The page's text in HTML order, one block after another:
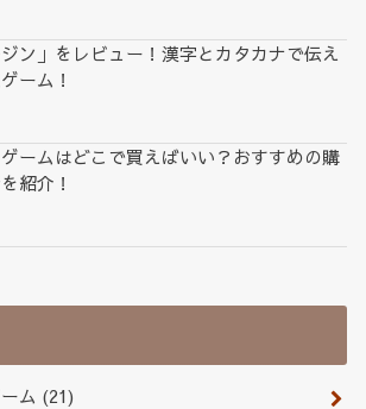
ジン」をレビュー！漢字とカタカナで伝え
ーム！
ームはどこで買えばいい？おすすめの購
紹介！
ム (21)